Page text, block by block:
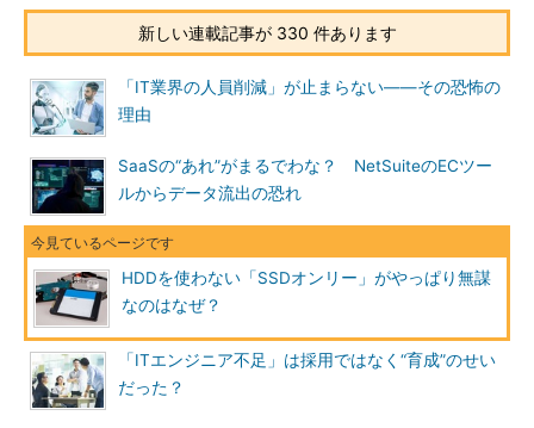
新しい連載記事が 330 件あります
「IT業界の人員削減」が止まらない――その恐怖の
理由
SaaSの“あれ”がまるでわな？ NetSuiteのECツー
ルからデータ流出の恐れ
HDDを使わない「SSDオンリー」がやっぱり無謀
なのはなぜ？
「ITエンジニア不足」は採用ではなく“育成”のせい
だった？